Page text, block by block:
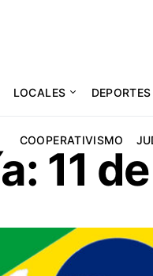
LOCALES DEPORTES
COOPERATIVISMO
11